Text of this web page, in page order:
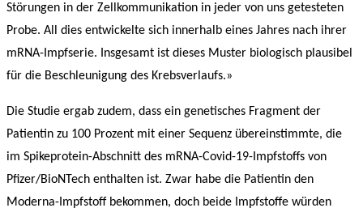
Störungen in der Zellkommunikation in jeder von uns getesteten
Probe. All dies entwickelte sich innerhalb eines Jahres nach ihrer
mRNA-Impfserie. Insgesamt ist dieses Muster biologisch plausibel
für die Beschleunigung des Krebsverlaufs.»
Die Studie ergab zudem, dass ein genetisches Fragment der
Patientin zu 100 Prozent mit einer Sequenz übereinstimmte, die
im Spikeprotein-Abschnitt des mRNA-Covid-19-Impfstoffs von
Pfizer/BioNTech enthalten ist. Zwar habe die Patientin den
Moderna-Impfstoff bekommen, doch beide Impfstoffe würden